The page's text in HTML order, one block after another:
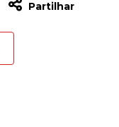
Partilhar